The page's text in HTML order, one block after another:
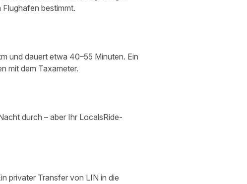
bestimmt.
und dauert etwa 40–55 Minuten. Ein
mit dem Taxameter.
durch – aber Ihr LocalsRide-
privater Transfer von LIN in die